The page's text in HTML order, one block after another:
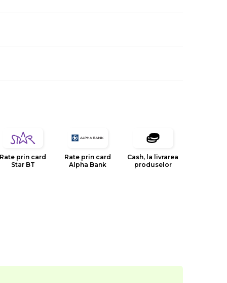
Rate prin card
Star BT
Rate prin card
Alpha Bank
Cash, la livrarea
produselor